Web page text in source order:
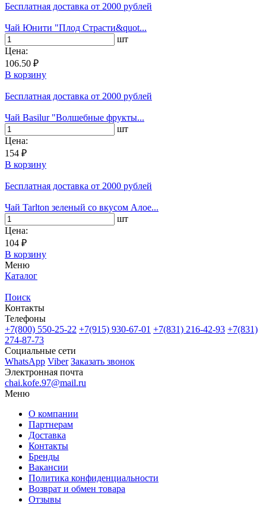
Бесплатная доставка от 2000 рублей
Чай Юнити "Плод Страсти&quot...
шт
Цена:
106.50 ₽
В корзину
Бесплатная доставка от 2000 рублей
Чай Basilur "Волшебные фрукты...
шт
Цена:
154 ₽
В корзину
Бесплатная доставка от 2000 рублей
Чай Tarlton зеленый со вкусом Алое...
шт
Цена:
104 ₽
В корзину
Меню
Каталог
Поиск
Контакты
Телефоны
+7(800) 550-25-22 +7(915) 930-67-01 +7(831) 216-42-93 +7(831)
274-87-73
Социальные сети
WhatsApp Viber Заказать звонок
Электронная почта
chai.kofe.97@mail.ru
Меню
О компании
Партнерам
Доставка
Контакты
Бренды
Вакансии
Политика конфиденциальности
Возврат и обмен товара
Отзывы